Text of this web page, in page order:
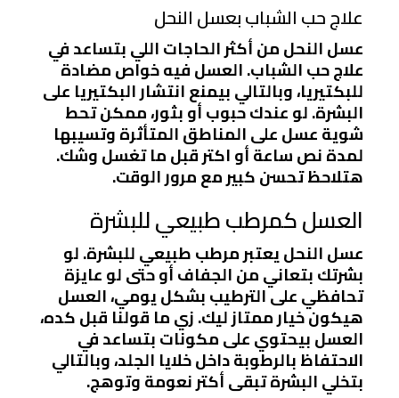
علاج حب الشباب بعسل النحل
عسل النحل من أكثر الحاجات اللي بتساعد في
علاج حب الشباب. العسل فيه خواص مضادة
للبكتيريا، وبالتالي بيمنع انتشار البكتيريا على
البشرة. لو عندك حبوب أو بثور، ممكن تحط
شوية عسل على المناطق المتأثرة وتسيبها
لمدة نص ساعة أو اكتر قبل ما تغسل وشك.
هتلاحظ تحسن كبير مع مرور الوقت.
العسل كمرطب طبيعي للبشرة
عسل النحل يعتبر مرطب طبيعي للبشرة. لو
بشرتك بتعاني من الجفاف أو حتى لو عايزة
تحافظي على الترطيب بشكل يومي، العسل
هيكون خيار ممتاز ليك. زي ما قولنا قبل كده،
العسل بيحتوي على مكونات بتساعد في
الاحتفاظ بالرطوبة داخل خلايا الجلد، وبالتالي
بتخلي البشرة تبقى أكتر نعومة وتوهج.